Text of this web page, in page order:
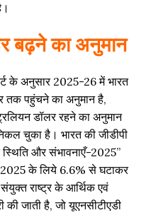
बढ़ने का अनुमान
के अनुसार 2025-26 में भारत
तक पहुंचने का अनुमान है,
डॉलर रहने का अनुमान
चुका है। भारत की जीडीपी
स्थिति और संभावनाएँ-2025”
2025 के लिये 6.6% से घटाकर
संयुक्त राष्ट्र के आर्थिक एवं
की जाती है, जो यूएनसीटीएडी